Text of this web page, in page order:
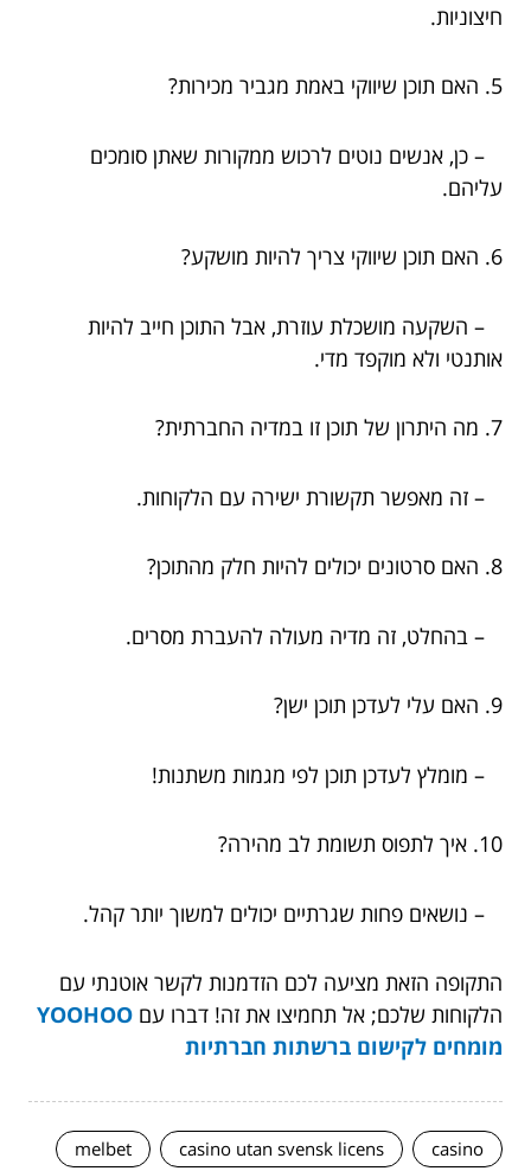
חיצוניות.
5. האם תוכן שיווקי באמת מגביר מכירות?
– כן, אנשים נוטים לרכוש ממקורות שאתן סומכים
עליהם.
6. האם תוכן שיווקי צריך להיות מושקע?
– השקעה מושכלת עוזרת, אבל התוכן חייב להיות
אותנטי ולא מוקפד מדי.
7. מה היתרון של תוכן זו במדיה החברתית?
– זה מאפשר תקשורת ישירה עם הלקוחות.
8. האם סרטונים יכולים להיות חלק מהתוכן?
– בהחלט, זה מדיה מעולה להעברת מסרים.
9. האם עלי לעדכן תוכן ישן?
– מומלץ לעדכן תוכן לפי מגמות משתנות!
10. איך לתפוס תשומת לב מהירה?
– נושאים פחות שגרתיים יכולים למשוך יותר קהל.
התקופה הזאת מציעה לכם הזדמנות לקשר אוטנתי עם
הלקוחות שלכם; אל תחמיצו את זה! דברו עם YOOHOO
מומחים לקישום ברשתות חברתיות
casino
casino utan svensk licens
melbet